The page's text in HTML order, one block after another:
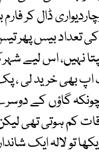
ڈال کر
تعداد بیس پھر
تو کھپتا نہیں، اس
بھی خرید لی ، پک
اب چونکہ گاؤں کے
کم ہوتی تھی
لالہ ایک شاندار